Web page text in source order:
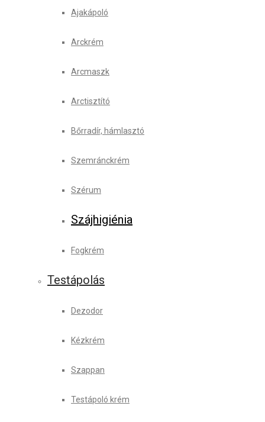
Ajakápoló
Arckrém
Arcmaszk
Arctisztító
Bőrradír, hámlasztó
Szemránckrém
Szérum
Szájhigiénia
Fogkrém
Testápolás
Dezodor
Kézkrém
Szappan
Testápoló krém